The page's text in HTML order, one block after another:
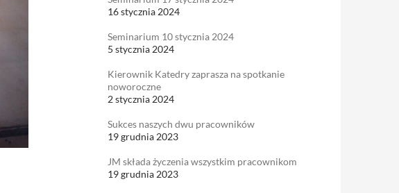
16 stycznia 2024
Seminarium 10 stycznia 2024
5 stycznia 2024
Kierownik Katedry zaprasza na spotkanie
noworoczne
2 stycznia 2024
Sukces naszych dwu pracowników
19 grudnia 2023
JM składa życzenia wszystkim pracownikom
19 grudnia 2023